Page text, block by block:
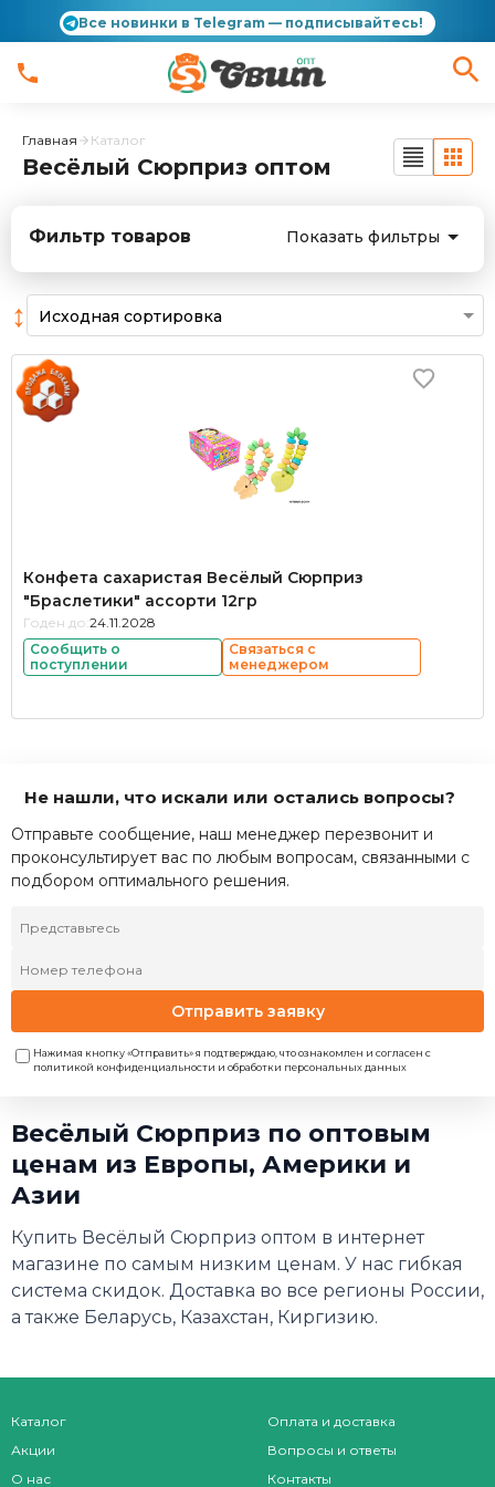
Все новинки в Telegram — подписывайтесь!
Главная Каталог
Весёлый Сюрприз оптом
Фильтр товаров Показать фильтры
↕
Конфета сахаристая Весёлый Сюрприз
"Браслетики" ассорти 12гр
Годен до: 24.11.2028
Сообщить о
поступлении
Связаться с
менеджером
Не нашли, что искали или остались вопросы?
Отправьте сообщение, наш менеджер перезвонит и
проконсультирует вас по любым вопросам, связанными с
подбором оптимального решения.
Отправить заявку
Нажимая кнопку «Отправить» я подтверждаю, что ознакомлен и согласен с
политикой конфиденциальности и обработки персональных данных
Весёлый Сюрприз по оптовым
ценам из Европы, Америки и
Азии
Купить Весёлый Сюрприз оптом в интернет
магазине по самым низким ценам. У нас гибкая
система скидок. Доставка во все регионы России,
а также Беларусь, Казахстан, Киргизию.
Каталог
Акции
О нас
Оплата и доставка
Вопросы и ответы
Контакты